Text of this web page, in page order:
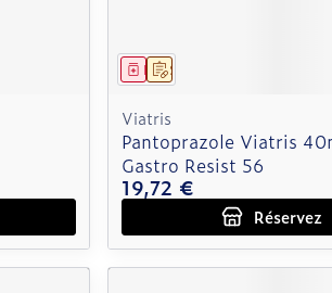
Sur prescription
Médicament
Viatris
Pantoprazole Viatris
Gastro Resist 56
19,72 €
Réservez